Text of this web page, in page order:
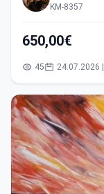
KM-8357
650,00€
45